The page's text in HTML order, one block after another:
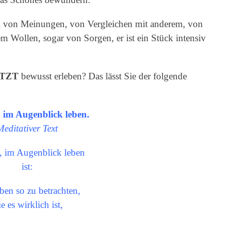
Meinungen, von Vergleichen mit anderem, von
Wollen, sogar von Sorgen, er ist ein Stück intensiv
bewusst erleben? Das lässt Sie der folgende
im Augenblick leben.
Text
im Augenblick leben
ist:
so zu betrachten,
es wirklich ist,